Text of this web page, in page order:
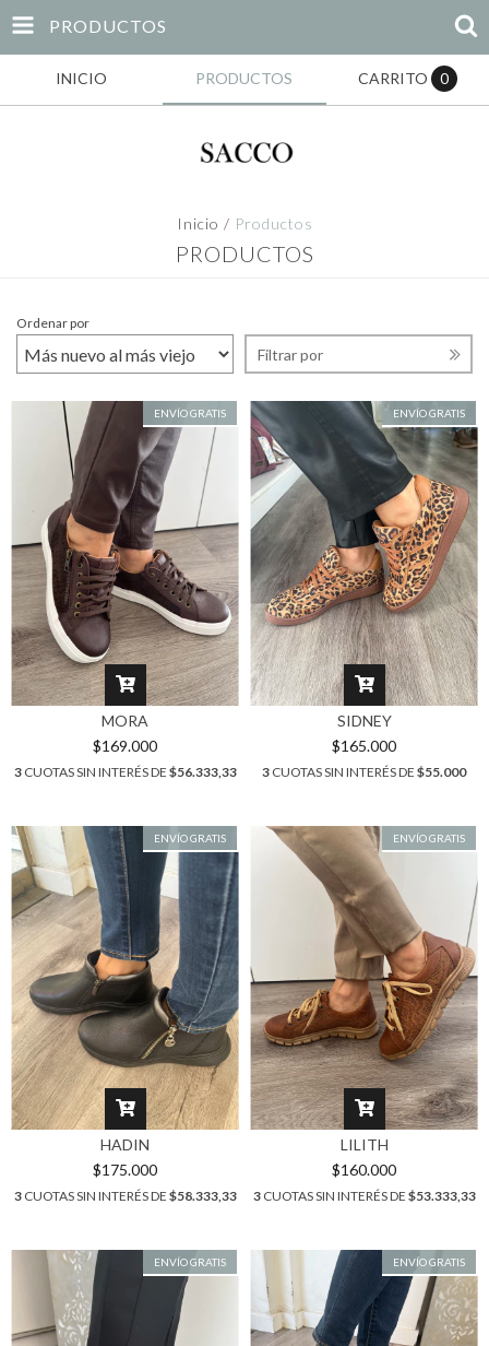
PRODUCTOS
INICIO PRODUCTOS CARRITO 0
Inicio / Productos
PRODUCTOS
Ordenar por
Filtrar por
ENVÍO GRATIS
MORA
$169.000
3CUOTAS SIN INTERÉS DE $56.333,33
ENVÍO GRATIS
SIDNEY
$165.000
3 CUOTAS SIN INTERÉS DE $55.000
ENVÍO GRATIS
HADIN
$175.000
3CUOTAS SIN INTERÉS DE $58.333,33
ENVÍO GRATIS
LILITH
$160.000
3CUOTAS SIN INTERÉS DE $53.333,33
ENVÍO GRATIS ENVÍO GRATIS